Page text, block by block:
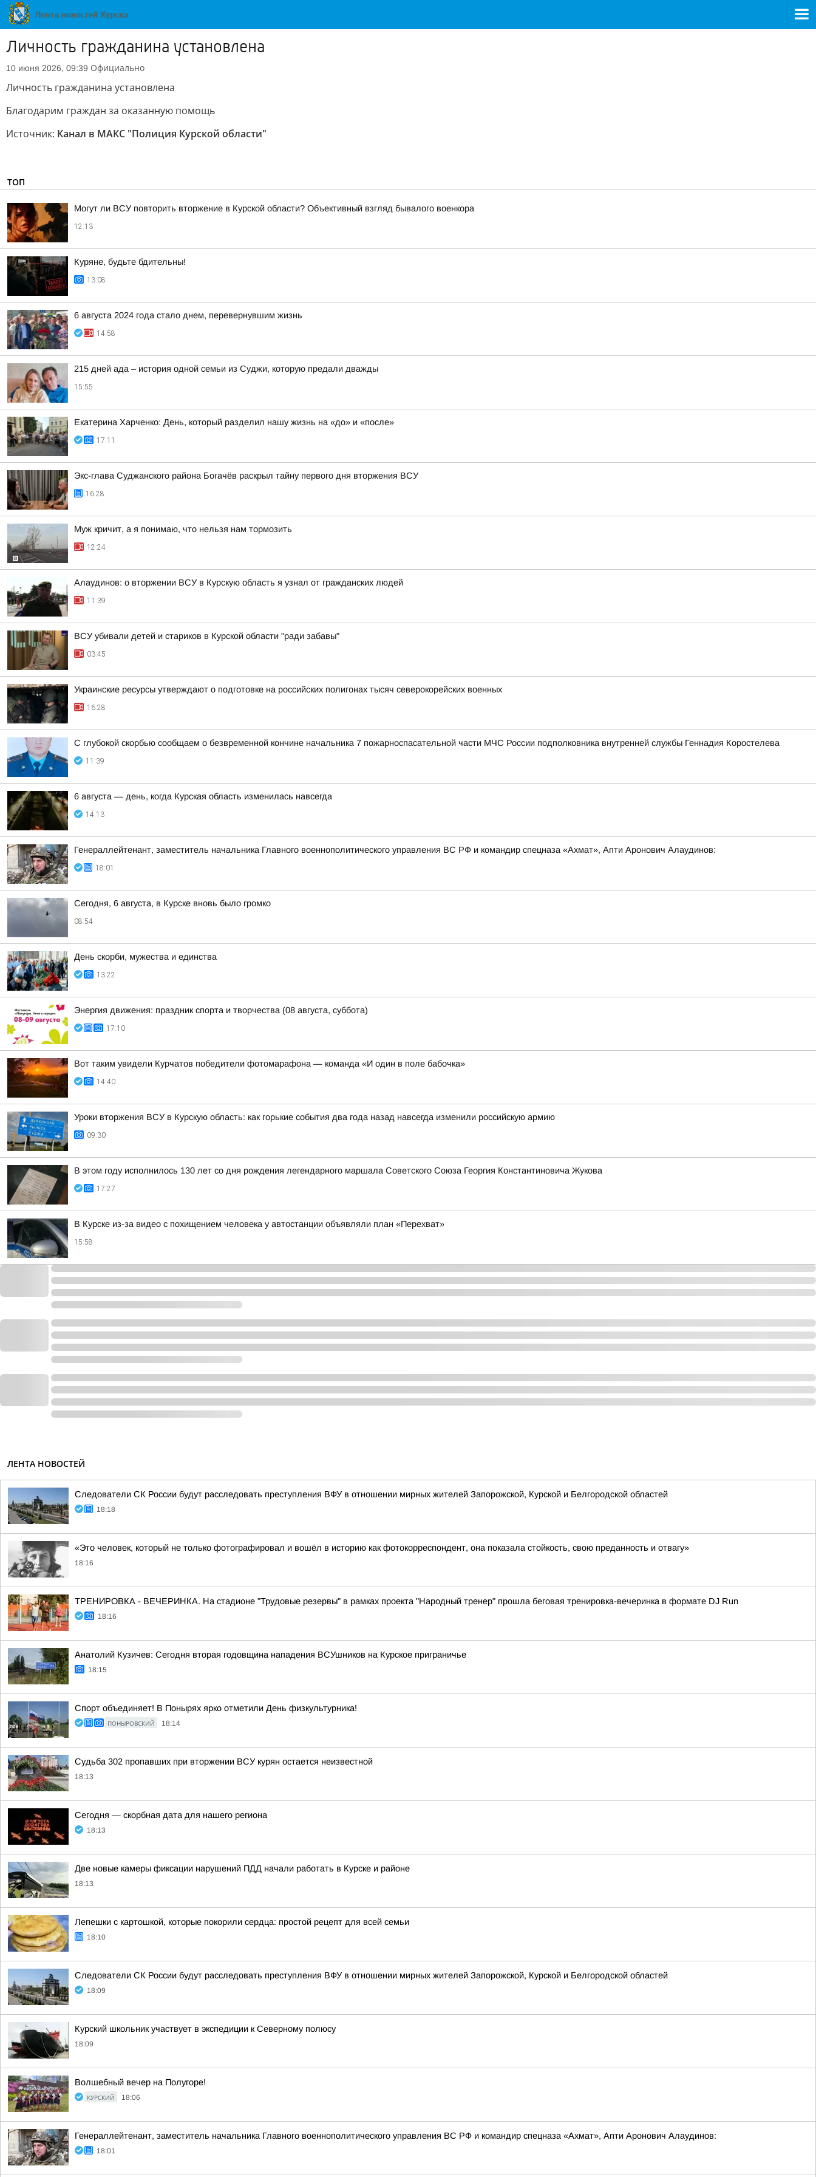
Личность гражданина установлена
10 июня 2026, 09:39 Официально
Личность гражданина установлена
Благодарим граждан за оказанную помощь
Источник: Канал в МАКС "Полиция Курской области"
ТОП
Могут ли ВСУ повторить вторжение в Курской области? Объективный взгляд бывалого военкора
12:13
Куряне, будьте бдительны!
13:08
6 августа 2024 года стало днем, перевернувшим жизнь
14:58
215 дней ада – история одной семьи из Суджи, которую предали дважды
15:55
Екатерина Харченко: День, который разделил нашу жизнь на «до» и «после»
17:11
Экс-глава Суджанского района Богачёв раскрыл тайну первого дня вторжения ВСУ
16:28
Муж кричит, а я понимаю, что нельзя нам тормозить
12:24
Алаудинов: о вторжении ВСУ в Курскую область я узнал от гражданских людей
11:39
ВСУ убивали детей и стариков в Курской области "ради забавы"
03:45
Украинские ресурсы утверждают о подготовке на российских полигонах тысяч северокорейских военных
16:28
С глубокой скорбью сообщаем о безвременной кончине начальника 7 пожарноспасательной части МЧС России подполковника внутренней службы Геннадия Коростелева
11:39
6 августа — день, когда Курская область изменилась навсегда
14:13
Генераллейтенант, заместитель начальника Главного военнополитического управления ВС РФ и командир спецназа «Ахмат», Апти Аронович Алаудинов:
18:01
Сегодня, 6 августа, в Курске вновь было громко
08:54
День скорби, мужества и единства
13:22
Энергия движения: праздник спорта и творчества (08 августа, суббота)
17:10
Вот таким увидели Курчатов победители фотомарафона — команда «И один в поле бабочка»
14:40
Уроки вторжения ВСУ в Курскую область: как горькие события два года назад навсегда изменили российскую армию
09:30
В этом году исполнилось 130 лет со дня рождения легендарного маршала Советского Союза Георгия Константиновича Жукова
17:27
В Курске из-за видео с похищением человека у автостанции объявляли план «Перехват»
15:58
ЛЕНТА НОВОСТЕЙ
Следователи СК России будут расследовать преступления ВФУ в отношении мирных жителей Запорожской, Курской и Белгородской областей
18:18
«Это человек, который не только фотографировал и вошёл в историю как фотокорреспондент, она показала стойкость, свою преданность и отвагу»
18:16
ТРЕНИРОВКА - ВЕЧЕРИНКА. На стадионе "Трудовые резервы" в рамках проекта "Народный тренер" прошла беговая тренировка-вечеринка в формате DJ Run
18:16
Анатолий Кузичев: Сегодня вторая годовщина нападения ВСУшников на Курское приграничье
18:15
Спорт объединяет! В Понырях ярко отметили День физкультурника!
ПОНЫРОВСКИЙ 18:14
Судьба 302 пропавших при вторжении ВСУ курян остается неизвестной
18:13
Сегодня — скорбная дата для нашего региона
18:13
Две новые камеры фиксации нарушений ПДД начали работать в Курске и районе
18:13
Лепешки с картошкой, которые покорили сердца: простой рецепт для всей семьи
18:10
Следователи СК России будут расследовать преступления ВФУ в отношении мирных жителей Запорожской, Курской и Белгородской областей
18:09
Курский школьник участвует в экспедиции к Северному полюсу
18:09
Волшебный вечер на Полугоре!
КУРСКИЙ 18:06
Генераллейтенант, заместитель начальника Главного военнополитического управления ВС РФ и командир спецназа «Ахмат», Апти Аронович Алаудинов:
18:01